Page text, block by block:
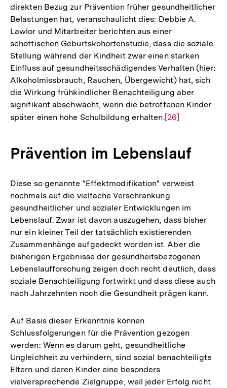
direkten Bezug zur Prävention früher gesundheitlicher
Belastungen hat, veranschaulicht dies: Debbie A.
Lawlor und Mitarbeiter berichten aus einer
schottischen Geburtskohortenstudie, dass die soziale
Stellung während der Kindheit zwar einen starken
Einfluss auf gesundheitsschädigendes Verhalten (hier:
Alkoholmissbrauch, Rauchen, Übergewicht) hat, sich
die Wirkung frühkindlicher Benachteiligung aber
signifikant abschwächt, wenn die betroffenen Kinder
später einen hohe Schulbildung erhalten.Zur
Fußnote
[26]
Prävention im Lebenslauf
Diese so genannte "Effektmodifikation" verweist
nochmals auf die vielfache Verschränkung
gesundheitlicher und sozialer Entwicklungen im
Lebenslauf. Zwar ist davon auszugehen, dass bisher
nur ein kleiner Teil der tatsächlich existierenden
Zusammenhänge aufgedeckt worden ist. Aber die
bisherigen Ergebnisse der gesundheitsbezogenen
Lebenslaufforschung zeigen doch recht deutlich, dass
soziale Benachteiligung fortwirkt und dass diese auch
nach Jahrzehnten noch die Gesundheit prägen kann.
Auf Basis dieser Erkenntnis können
Schlussfolgerungen für die Prävention gezogen
werden: Wenn es darum geht, gesundheitliche
Ungleichheit zu verhindern, sind sozial benachteiligte
Eltern und deren Kinder eine besonders
vielversprechende Zielgruppe, weil jeder Erfolg nicht